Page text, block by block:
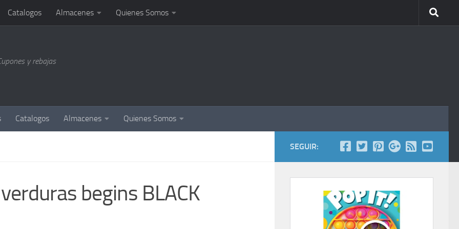
Catalogos Almacenes Quienes Somos
y rebajas
Catalogos Almacenes Quienes Somos
begins BLACK
SEGUIR: